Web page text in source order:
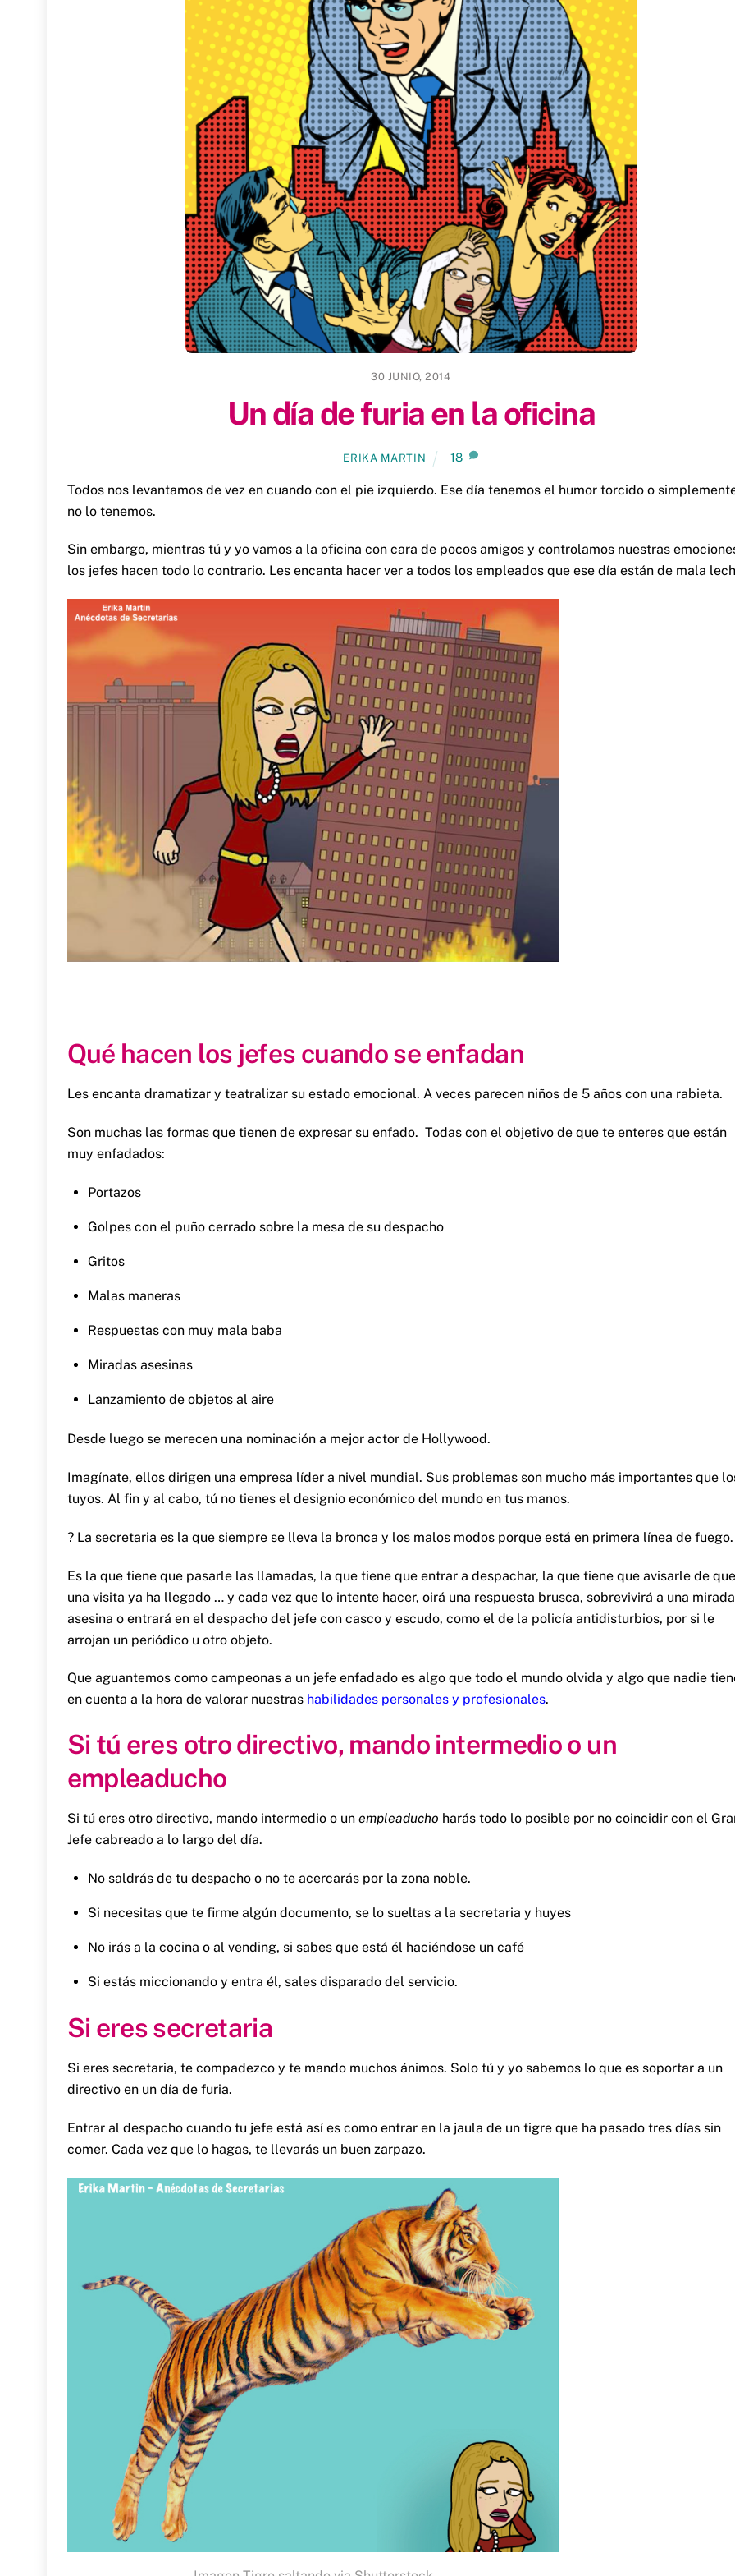
30 JUNIO, 2014
Un día de furia en la oficina
ERIKA MARTIN 18
Todos nos levantamos de vez en cuando con el pie izquierdo. Ese día tenemos el humor torcido o
no lo tenemos.
Sin embargo, mientras tú y yo vamos a la oficina con cara de pocos amigos y controlamos nuestras
los jefes hacen todo lo contrario. Les encanta hacer ver a todos los empleados que ese día están de mala
Qué hacen los jefes cuando se enfadan
Les encanta dramatizar y teatralizar su estado emocional. A veces parecen niños de 5 años con una rabieta.
Son muchas las formas que tienen de expresar su enfado. Todas con el objetivo de que te enteres que están
muy enfadados:
Portazos
Golpes con el puño cerrado sobre la mesa de su despacho
Gritos
Malas maneras
Respuestas con muy mala baba
Miradas asesinas
Lanzamiento de objetos al aire
Desde luego se merecen una nominación a mejor actor de Hollywood.
Imagínate, ellos dirigen una empresa líder a nivel mundial. Sus problemas son mucho más importantes que
tuyos. Al fin y al cabo, tú no tienes el designio económico del mundo en tus manos.
? La secretaria es la que siempre se lleva la bronca y los malos modos porque está en primera línea de fuego.
Es la que tiene que pasarle las llamadas, la que tiene que entrar a despachar, la que tiene que avisarle de que
una visita ya ha llegado … y cada vez que lo intente hacer, oirá una respuesta brusca, sobrevivirá a una mirada
asesina o entrará en el despacho del jefe con casco y escudo, como el de la policía antidisturbios, por si le
arrojan un periódico u otro objeto.
Que aguantemos como campeonas a un jefe enfadado es algo que todo el mundo olvida y algo que nadie
en cuenta a la hora de valorar nuestras habilidades personales y profesionales.
Si tú eres otro directivo, mando intermedio o un
empleaducho
Si tú eres otro directivo, mando intermedio o un empleaducho harás todo lo posible por no coincidir con el
Jefe cabreado a lo largo del día.
No saldrás de tu despacho o no te acercarás por la zona noble.
Si necesitas que te firme algún documento, se lo sueltas a la secretaria y huyes
No irás a la cocina o al vending, si sabes que está él haciéndose un café
Si estás miccionando y entra él, sales disparado del servicio.
Si eres secretaria
Si eres secretaria, te compadezco y te mando muchos ánimos. Solo tú y yo sabemos lo que es soportar a un
directivo en un día de furia.
Entrar al despacho cuando tu jefe está así es como entrar en la jaula de un tigre que ha pasado tres días sin
comer. Cada vez que lo hagas, te llevarás un buen zarpazo.